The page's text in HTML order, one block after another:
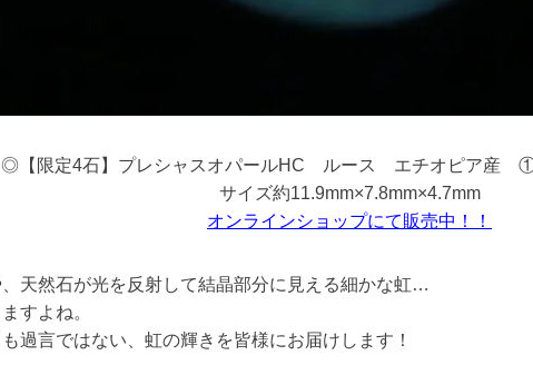
◎【限定4石】プレシャスオパールHC ルース エチオピア産 ①
サイズ約11.9mm×7.8mm×4.7mm
オンラインショップにて販売中！！
天然石が光を反射して結晶部分に見える細かな虹…
すよね。
過言ではない、虹の輝きを皆様にお届けします！